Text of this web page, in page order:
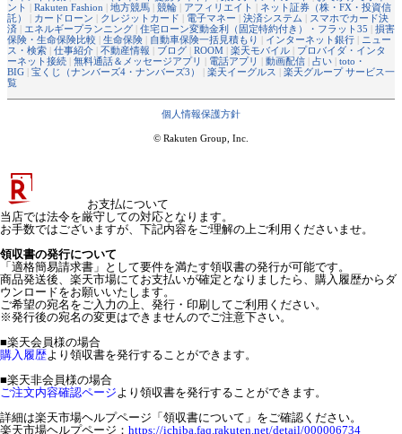
ント | Rakuten Fashion | 地方競馬 | 競輪 | アフィリエイト | ネット証券（株・FX・投資信
託）
| カードローン | クレジットカード | 電子マネー | 決済システム | スマホでカード決
済 | エネルギープランニング | 住宅ローン変動金利（固定特約付き）・フラット35 | 損害
保険・生命保険比較 | 生命保険 | 自動車保険一括見積もり | インターネット銀行 | ニュー
ス・検索 | 仕事紹介 | 不動産情報 | ブログ | ROOM | 楽天モバイル | プロバイダ・インタ
ーネット接続 | 無料通話＆メッセージアプリ | 電話アプリ | 動画配信 | 占い | toto・
BIG | 宝くじ（ナンバーズ4・ナンバーズ3） | 楽天イーグルス | 楽天グループ サービス一
覧
個人情報保護方針
© Rakuten Group, Inc.
お支払について
当店では法令を厳守しての対応となります。
お手数ではございますが、下記内容をご理解の上ご利用くださいませ。
領収書の発行について
「適格簡易請求書」として要件を満たす領収書の発行が可能です。
商品発送後、楽天市場にてお支払いが確定となりましたら、購入履歴からダ
ウンロードをお願いいたします。
ご希望の宛名をご入力の上、発行・印刷してご利用ください。
※発行後の宛名の変更はできませんのでご注意下さい。
■楽天会員様の場合
購入履歴より領収書を発行することができます。
■楽天非会員様の場合
ご注文内容確認ページ より領収書を発行することができます。
詳細は楽天市場ヘルプページ「領収書について」をご確認ください。
楽天市場ヘルプページ： https://ichiba.faq.rakuten.net/detail/000006734